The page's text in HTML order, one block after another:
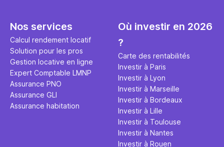
notamment la TVA, afin
saisonnière dans certaines
cet article.
complet !
Nos services
Calcul rendement locatif
Solution pour les pros
Gestion locative en ligne
Expert Comptable LMNP
Assurance PNO
Assurance GLI
Assurance habitation
Où investir en 2026
?
Carte des rentabilités
Investir à Paris
Investir à Lyon
Investir à Marseille
Investir à Bordeaux
Investir à Lille
Investir à Toulouse
Investir à Nantes
Investir à Rouen